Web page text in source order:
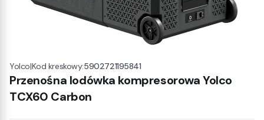
Yolco|Kod kreskowy:5902721195841
Przenośna lodówka kompresorowa Yolco
TCX60 Carbon